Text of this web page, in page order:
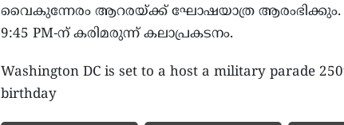
വൈകുന്നേരം ആറരയ്ക്ക് ഘോഷയാത്ര ആരംഭിക്കും.
9:45 PM-ന് കരിമരുന്ന് കലാപ്രകടനം.
Washington DC is set to a host a military parade
birthday